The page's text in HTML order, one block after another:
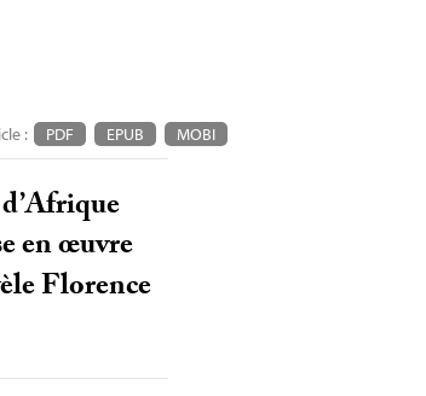
: PDF EPUB MOBI
en œuvre
Florence